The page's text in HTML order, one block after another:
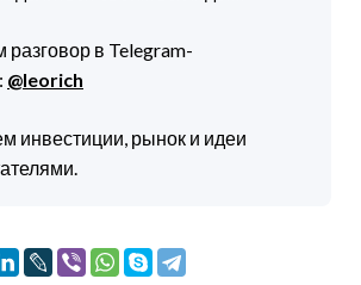
в Telegram-
@leorich
инвестиции, рынок и идеи